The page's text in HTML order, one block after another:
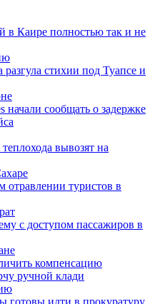
в Каире полностью так и не
стихии под Туапсе и
сообщать о задержке
вывозят на
туристов в
с доступом пассажиров в
компенсацию
ручной клади
готовы идти в прокуратуру,